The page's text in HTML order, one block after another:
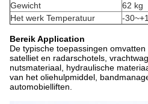
Gewicht
62 kg
Het werk Temperatuur
-
Bereik Application
De typische toepassingen
satelliet en radarschotels,
nutsmateriaal, hydraulische
van het oliehulpmiddel,
automobielliften.